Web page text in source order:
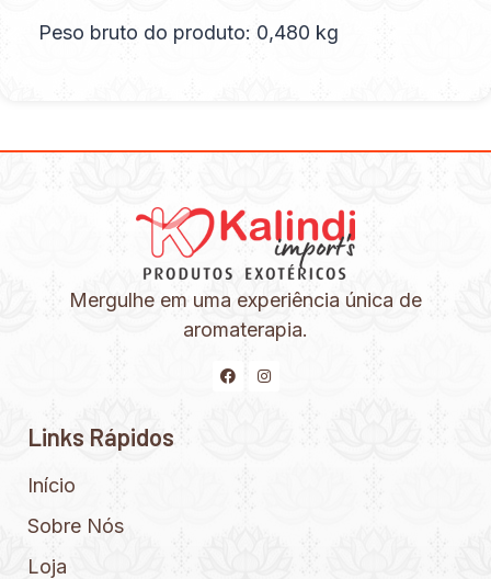
Peso bruto do produto: 0,480 kg
Mergulhe em uma experiência única de
aromaterapia.
Links Rápidos
Início
Sobre Nós
Loja